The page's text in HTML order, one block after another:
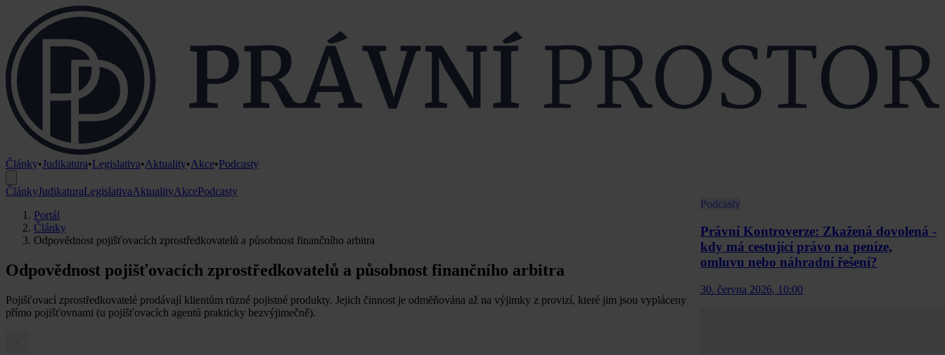
Články•Judikatura•Legislativa•Aktuality•Akce•Podcasty
ČlánkyJudikaturaLegislativaAktualityAkcePodcasty
Portál
Články
Odpovědnost pojišťovacích zprostředkovatelů a působnost finančního arbitra
Odpovědnost pojišťovacích zprostředkovatelů a působnost finančního arbitra
Pojišťovací zprostředkovatelé prodávají klientům různé pojistné produkty. Jejich činnost je odměňována až na výjimky z provizí, které jim jsou vypláceny
přímo pojišťovnami (u pojišťovacích agentů prakticky bezvýjimečně).
Podcasty
Právní Kontroverze: Zkažená dovolená -
kdy má cestující právo na peníze,
omluvu nebo náhradní řešení?
30. června 2026, 10:00